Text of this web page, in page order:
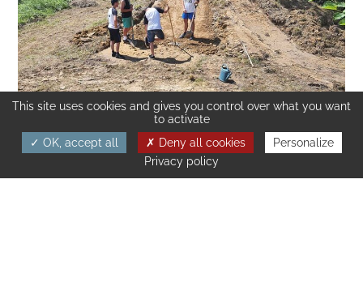
This site uses cookies and gives you control over what you want
to activate
OK, accept all
Deny all cookies
Personalize
Privacy policy